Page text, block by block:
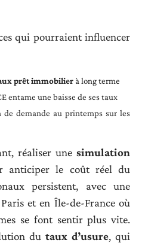
qui pourraient influencer
prêt immobilier à long terme
entame une baisse de ses taux
de demande au printemps sur les
réaliser une simulation
anticiper le coût réel du
persistent, avec une
et en Île-de-France où
se font sentir plus vite.
du taux d’usure, qui